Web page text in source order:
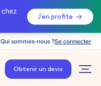
chez
J’en profite
Qui sommes-nous ?Se connecter
Obtenir un devis